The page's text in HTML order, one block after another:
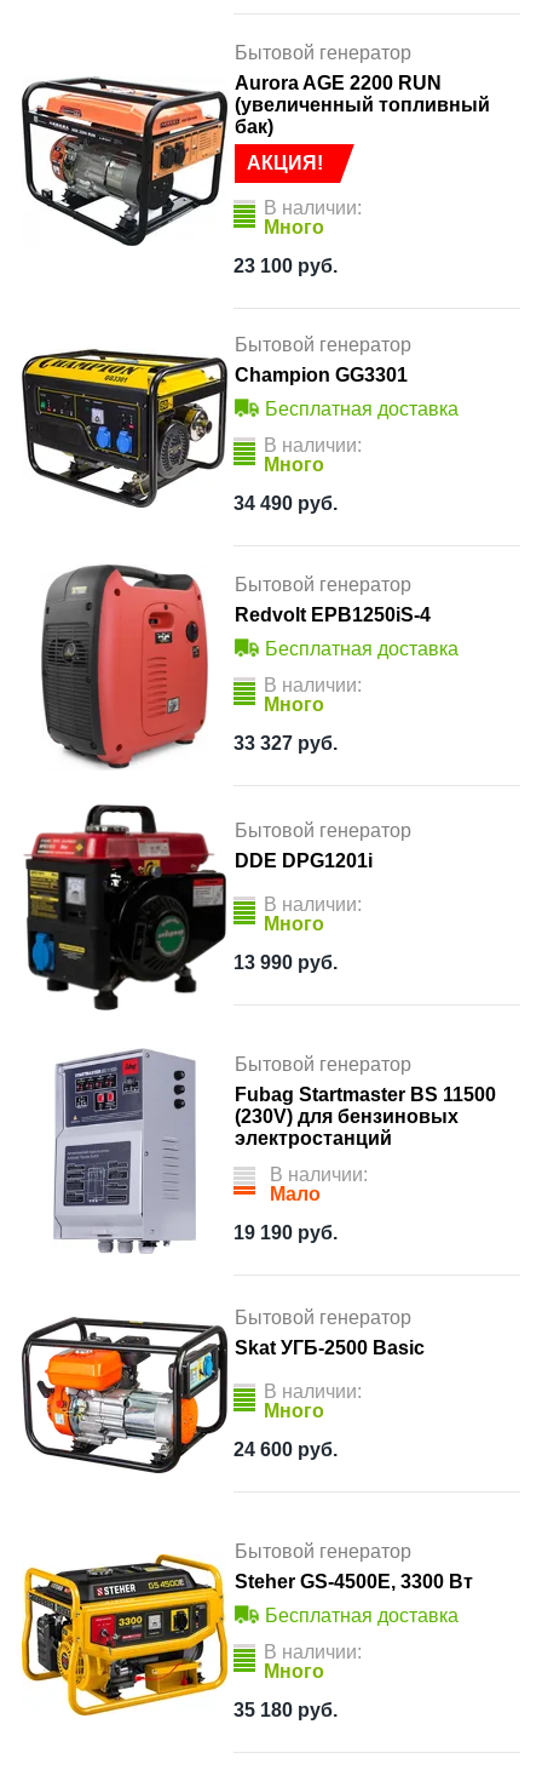
Бытовой генератор
АКЦИЯ!
Aurora AGE 2200 RUN
(увеличенный топливный
бак)
В наличии:
Много
23 100 руб.
Бытовой генератор
Champion GG3301
Бесплатная доставка
В наличии:
Много
34 490 руб.
Бытовой генератор
Redvolt EPB1250iS-4
Бесплатная доставка
В наличии:
Много
33 327 руб.
Бытовой генератор
DDE DPG1201i
В наличии:
Много
13 990 руб.
Бытовой генератор
Fubag Startmaster BS 11500
(230V) для бензиновых
электростанций
В наличии:
Мало
19 190 руб.
Бытовой генератор
Skat УГБ-2500 Basic
В наличии:
Много
24 600 руб.
Бытовой генератор
Steher GS-4500Е, 3300 Вт
Бесплатная доставка
В наличии:
Много
35 180 руб.